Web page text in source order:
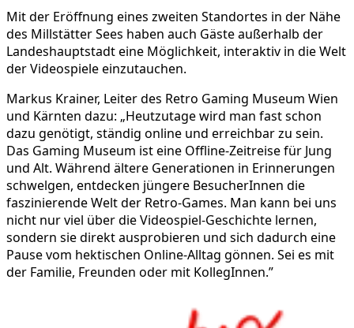
Mit der Eröffnung eines zweiten Standortes in der Nähe
des Millstätter Sees haben auch Gäste außerhalb der
Landeshauptstadt eine Möglichkeit, interaktiv in die Welt
der Videospiele einzutauchen.
Markus Krainer, Leiter des Retro Gaming Museum Wien
und Kärnten dazu: „Heutzutage wird man fast schon
dazu genötigt, ständig online und erreichbar zu sein.
Das Gaming Museum ist eine Offline-Zeitreise für Jung
und Alt. Während ältere Generationen in Erinnerungen
schwelgen, entdecken jüngere BesucherInnen die
faszinierende Welt der Retro-Games. Man kann bei uns
nicht nur viel über die Videospiel-Geschichte lernen,
sondern sie direkt ausprobieren und sich dadurch eine
Pause vom hektischen Online-Alltag gönnen. Sei es mit
der Familie, Freunden oder mit KollegInnen.”